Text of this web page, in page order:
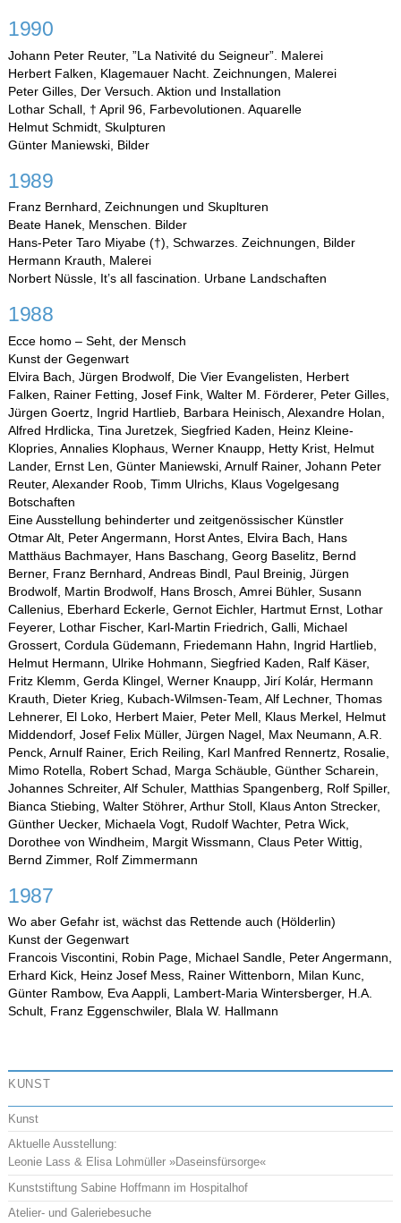
1990
Johann Peter Reuter, ”La Nativité du Seigneur”. Malerei
Herbert Falken, Klagemauer Nacht. Zeichnungen, Malerei
Peter Gilles, Der Versuch. Aktion und Installation
Lothar Schall, † April 96, Farbevolutionen. Aquarelle
Helmut Schmidt, Skulpturen
Günter Maniewski, Bilder
1989
Franz Bernhard, Zeichnungen und Skuplturen
Beate Hanek, Menschen. Bilder
Hans-Peter Taro Miyabe (†), Schwarzes. Zeichnungen, Bilder
Hermann Krauth, Malerei
Norbert Nüssle, It’s all fascination. Urbane Landschaften
1988
Ecce homo – Seht, der Mensch
Kunst der Gegenwart
Elvira Bach, Jürgen Brodwolf, Die Vier Evangelisten, Herbert
Falken, Rainer Fetting, Josef Fink, Walter M. Förderer, Peter Gilles,
Jürgen Goertz, Ingrid Hartlieb, Barbara Heinisch, Alexandre Holan,
Alfred Hrdlicka, Tina Juretzek, Siegfried Kaden, Heinz Kleine-
Klopries, Annalies Klophaus, Werner Knaupp, Hetty Krist, Helmut
Lander, Ernst Len, Günter Maniewski, Arnulf Rainer, Johann Peter
Reuter, Alexander Roob, Timm Ulrichs, Klaus Vogelgesang
Botschaften
Eine Ausstellung behinderter und zeitgenössischer Künstler
Otmar Alt, Peter Angermann, Horst Antes, Elvira Bach, Hans
Matthäus Bachmayer, Hans Baschang, Georg Baselitz, Bernd
Berner, Franz Bernhard, Andreas Bindl, Paul Breinig, Jürgen
Brodwolf, Martin Brodwolf, Hans Brosch, Amrei Bühler, Susann
Callenius, Eberhard Eckerle, Gernot Eichler, Hartmut Ernst, Lothar
Feyerer, Lothar Fischer, Karl-Martin Friedrich, Galli, Michael
Grossert, Cordula Güdemann, Friedemann Hahn, Ingrid Hartlieb,
Helmut Hermann, Ulrike Hohmann, Siegfried Kaden, Ralf Käser,
Fritz Klemm, Gerda Klingel, Werner Knaupp, Jirí Kolár, Hermann
Krauth, Dieter Krieg, Kubach-Wilmsen-Team, Alf Lechner, Thomas
Lehnerer, El Loko, Herbert Maier, Peter Mell, Klaus Merkel, Helmut
Middendorf, Josef Felix Müller, Jürgen Nagel, Max Neumann, A.R.
Penck, Arnulf Rainer, Erich Reiling, Karl Manfred Rennertz, Rosalie,
Mimo Rotella, Robert Schad, Marga Schäuble, Günther Scharein,
Johannes Schreiter, Alf Schuler, Matthias Spangenberg, Rolf Spiller,
Bianca Stiebing, Walter Stöhrer, Arthur Stoll, Klaus Anton Strecker,
Günther Uecker, Michaela Vogt, Rudolf Wachter, Petra Wick,
Dorothee von Windheim, Margit Wissmann, Claus Peter Wittig,
Bernd Zimmer, Rolf Zimmermann
1987
Wo aber Gefahr ist, wächst das Rettende auch (Hölderlin)
Kunst der Gegenwart
Francois Viscontini, Robin Page, Michael Sandle, Peter Angermann,
Erhard Kick, Heinz Josef Mess, Rainer Wittenborn, Milan Kunc,
Günter Rambow, Eva Aappli, Lambert-Maria Wintersberger, H.A.
Schult, Franz Eggenschwiler, Blala W. Hallmann
KUNST
Kunst
Aktuelle Ausstellung:
Leonie Lass & Elisa Lohmüller »Daseinsfürsorge«
Kunststiftung Sabine Hoffmann im Hospitalhof
Atelier- und Galeriebesuche